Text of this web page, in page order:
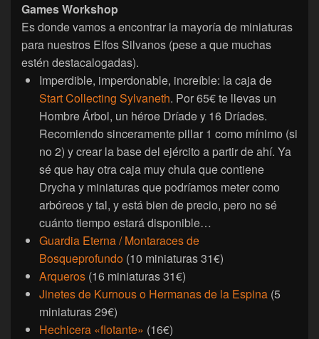
Games Workshop
Es donde vamos a encontrar la mayoría de miniaturas
para nuestros Elfos Silvanos (pese a que muchas
estén destacalogadas).
Imperdible, imperdonable, increíble: la caja de
Start Collecting Sylvaneth. Por 65€ te llevas un
Hombre Árbol, un héroe Dríade y 16 Dríades.
Recomiendo sinceramente pillar 1 como mínimo (si
no 2) y crear la base del ejército a partir de ahí. Ya
sé que hay otra caja muy chula que contiene
Drycha y miniaturas que podríamos meter como
arbóreos y tal, y está bien de precio, pero no sé
cuánto tiempo estará disponible…
Guardia Eterna / Montaraces de
Bosqueprofundo (10 miniaturas 31€)
Arqueros (16 miniaturas 31€)
Jinetes de Kurnous o Hermanas de la Espina (5
miniaturas 29€)
Hechicera «flotante» (16€)